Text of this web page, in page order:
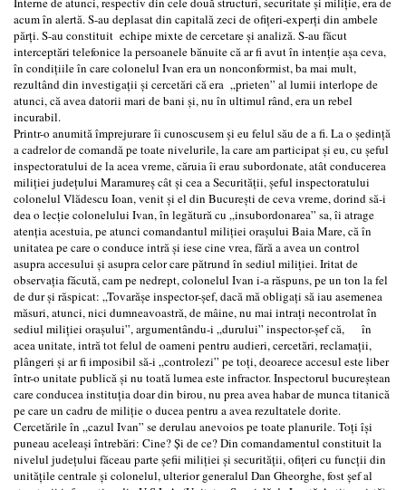
acum în alertă. S-au deplasat din capitală zeci de ofiţeri-experţi din ambele
părţi. S-au constituit echipe mixte de cercetare şi analiză. S-au făcut
interceptări telefonice la persoanele bănuite că ar fi avut în intenţie aşa ceva,
în condiţiile în care colonelul Ivan era un nonconformist, ba mai mult,
rezultând din investigaţii şi cercetări că era „prieten” al lumii interlope de
atunci, că avea datorii mari de bani şi, nu în ultimul rând, era un rebel
incurabil.
Printr-o anumită împrejurare îi cunoscusem şi eu felul său de a fi. La o şedinţă
a cadrelor de comandă pe toate nivelurile, la care am participat şi eu, cu şeful
inspectoratului de la acea vreme, căruia îi erau subordonate, atât conducerea
miliţiei judeţului Maramureş cât şi cea a Securităţii, şeful inspectoratului
colonelul Vlădescu Ioan, venit şi el din Bucureşti de ceva vreme, dorind să-i
dea o lecţie colonelului Ivan, în legătură cu „insubordonarea” sa, îi atrage
atenţia acestuia, pe atunci comandantul miliţiei oraşului Baia Mare, că în
unitatea pe care o conduce intră şi iese cine vrea, fără a avea un control
asupra accesului şi asupra celor care pătrund în sediul miliţiei. Iritat de
observaţia făcută, cam pe nedrept, colonelul Ivan i-a răspuns, pe un ton la fel
de dur şi răspicat: „Tovarăşe inspector-şef, dacă mă obligaţi să iau asemenea
măsuri, atunci, nici dumneavoastră, de mâine, nu mai intraţi necontrolat în
sediul miliţiei oraşului”, argumentându-i „durului” inspector-şef că, în
acea unitate, intră tot felul de oameni pentru audieri, cercetări, reclamaţii,
plângeri şi ar fi imposibil să-i „controlezi” pe toţi, deoarece accesul este liber
într-o unitate publică şi nu toată lumea este infractor. Inspectorul bucureştean
care conducea instituţia doar din birou, nu prea avea habar de munca titanică
pe care un cadru de miliţie o ducea pentru a avea rezultatele dorite.
Cercetările în „cazul Ivan” se derulau anevoios pe toate planurile. Toţi îşi
puneau aceleaşi întrebări: Cine? Şi de ce? Din comandamentul constituit la
nivelul judeţului făceau parte şefii miliţiei şi securităţii, ofiţeri cu funcţii din
unităţile centrale şi colonelul, ulterior generalul Dan Gheorghe, fost şef al